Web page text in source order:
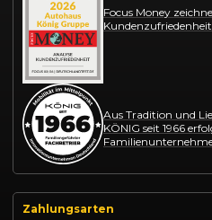
Focus Money
Aus Tradition und
KÖNIG seit 1966
Zahlungsarten